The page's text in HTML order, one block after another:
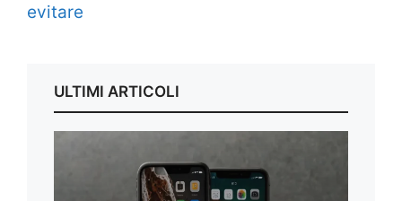
evitare
ULTIMI ARTICOLI